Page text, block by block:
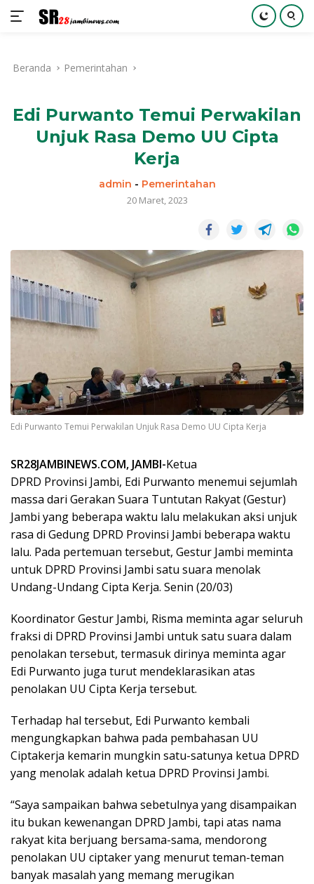
kontenBeranda Pemerintahan
Edi Purwanto Temui Perwakilan
Unjuk Rasa Demo UU Cipta
Kerja
admin - Pemerintahan
20 Maret, 2023
Edi Purwanto Temui Perwakilan Unjuk Rasa Demo UU Cipta Kerja
SR28JAMBINEWS.COM, JAMBI-Ketua
DPRD Provinsi Jambi, Edi Purwanto menemui sejumlah
massa dari Gerakan Suara Tuntutan Rakyat (Gestur)
Jambi yang beberapa waktu lalu melakukan aksi unjuk
rasa di Gedung DPRD Provinsi Jambi beberapa waktu
lalu. Pada pertemuan tersebut, Gestur Jambi meminta
untuk DPRD Provinsi Jambi satu suara menolak
Undang-Undang Cipta Kerja. Senin (20/03)
Koordinator Gestur Jambi, Risma meminta agar seluruh
fraksi di DPRD Provinsi Jambi untuk satu suara dalam
penolakan tersebut, termasuk dirinya meminta agar
Edi Purwanto juga turut mendeklarasikan atas
penolakan UU Cipta Kerja tersebut.
Terhadap hal tersebut, Edi Purwanto kembali
mengungkapkan bahwa pada pembahasan UU
Ciptakerja kemarin mungkin satu-satunya ketua DPRD
yang menolak adalah ketua DPRD Provinsi Jambi.
“Saya sampaikan bahwa sebetulnya yang disampaikan
itu bukan kewenangan DPRD Jambi, tapi atas nama
rakyat kita berjuang bersama-sama, mendorong
penolakan UU ciptaker yang menurut teman-teman
banyak masalah yang memang merugikan